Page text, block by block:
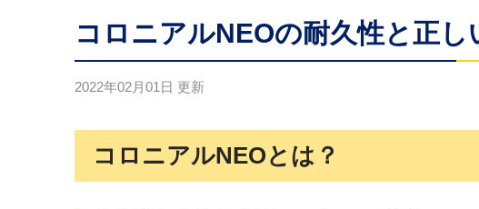
コロニアルNEOの耐久性と正
2022年02月01日 更新
コロニアルNEOとは？